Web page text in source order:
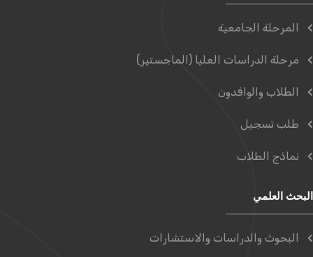
المرحلة الجامعية
مرحلة الدراسات العليا (الماجستير)
الطلاب والوافدون
طلب تسجيل
نماذج الطلاب
البحث العلمي
البحوث والدراسات والاستشارات